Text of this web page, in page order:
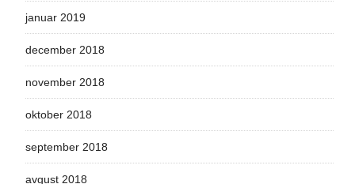
januar 2019
december 2018
november 2018
oktober 2018
september 2018
avgust 2018